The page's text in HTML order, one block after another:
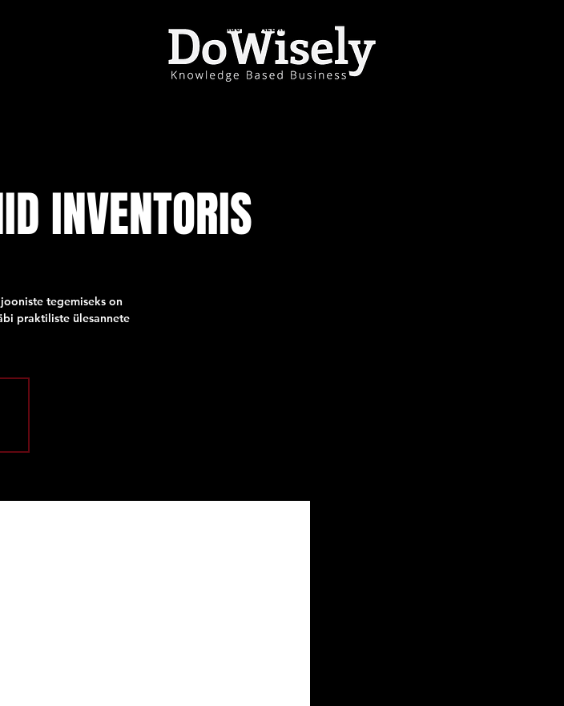
Paide 7, TALLINN, 11312
INVENTORIS
tegemiseks on
praktiliste ülesannete